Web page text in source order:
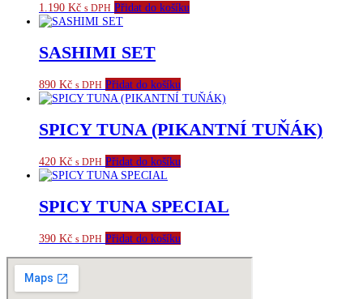
1.190 Kč s DPH Přidat do košíku
SASHIMI SET
890 Kč s DPH Přidat do košíku
SPICY TUNA (PIKANTNÍ TUŇÁK)
420 Kč s DPH Přidat do košíku
SPICY TUNA SPECIAL
390 Kč s DPH Přidat do košíku